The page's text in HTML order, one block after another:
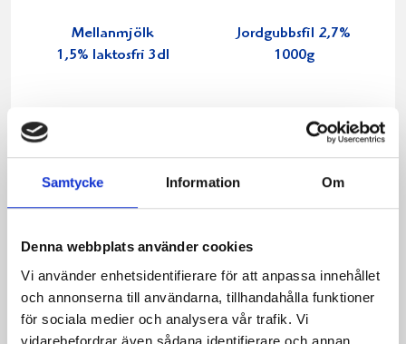
Samtycke Information Om
Denna webbplats använder cookies
Vi använder enhetsidentifierare för att anpassa innehållet
och annonserna till användarna, tillhandahålla funktioner
för sociala medier och analysera vår trafik. Vi
vidarebefordrar även sådana identifierare och annan
Mellanmjölk
1,5% laktosfri 3dl
Jordgubbsfil 2,7%
1000g